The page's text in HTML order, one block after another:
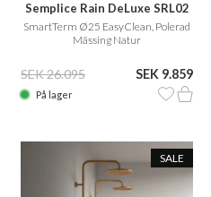
Semplice Rain DeLuxe SRL02
SmartTerm Ø25 EasyClean, Polerad
Mässing Natur
SEK 26.095 SEK 9.859
På lager
SALE